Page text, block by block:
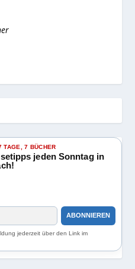
TAGE, 7 BÜCHER
jeden Sonntag in
ABONNIEREN
jederzeit über den Link im